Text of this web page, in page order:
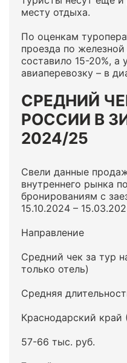
месту отдыха.
По оценкам
проезда по
составило 15-20%, а
авиаперевозку – в
СРЕДНИЙ
РОССИИ В
2024/25
Свели данные
внутреннего рынка
бронированиям с
15.10.2024 –
Направление
Средний чек за тур
только отель)
Средняя
Краснодарский край
57-66 тыс. руб.